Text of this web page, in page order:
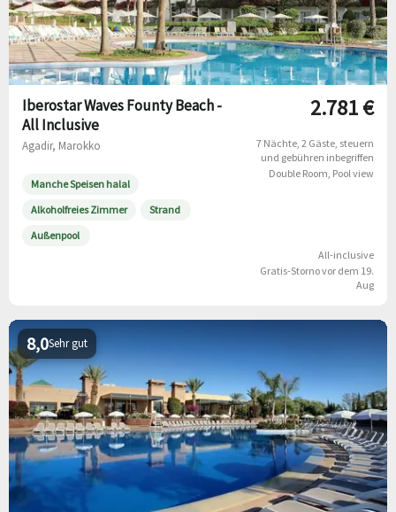
Iberostar Waves Founty Beach -
All Inclusive
Agadir, Marokko
Manche Speisen halal
Alkoholfreies Zimmer
Strand
Außenpool
2.781 €
7 Nächte 2 Gäste steuern
und gebühren inbegriffen
Double Room, Pool view
All-inclusive
Gratis-Storno vor dem 19.
Aug
Sehr gut
8,0